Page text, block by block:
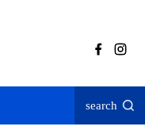
search